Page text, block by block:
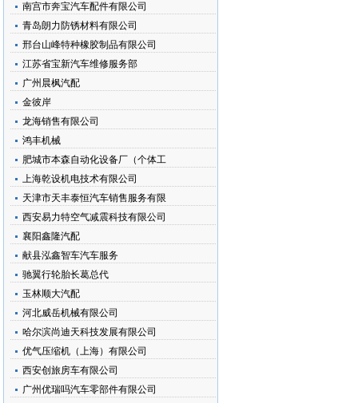
南宫市奔宝汽车配件有限公司
青岛朗力防锈材料有限公司
邢台山峰特种橡胶制品有限公司
江苏省宝新汽车维修服务部
广州晨枫汽配
金彼岸
龙海销售有限公司
鸿丰机械
肥城市本森自动化设备厂（个体工
上海乾设机电技术有限公司
天津市天丰泰恒汽车销售服务有限
西安易力特空气减震科技有限公司
襄阳鑫隆汽配
献县泓鑫智车汽车服务
驰翼行轮胎长葛总代
玉林顺大汽配
河北威岳机械有限公司
哈尔滨尚迪天科技发展有限公司
优气压缩机（上海）有限公司
西安创旅房车有限公司
广州优瑞吗汽车零部件有限公司